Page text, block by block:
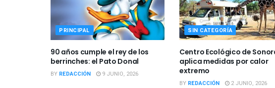
PRINCIPAL
90 años cumple el rey de los
berrinches: el Pato Donal
BY REDACCIÓN 9 JUNIO, 2026
SIN CATEGORÍA
Centro Ecológico de
aplica medidas por calor
extremo
BY REDACCIÓN 2 JUNIO, 2026